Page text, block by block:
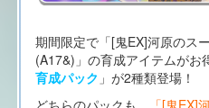
期間限定で「[鬼EX]河原のス
(A17&)」の育成アイテムがお
育成パック 」が2種類登場！
どちらのパックも、
「[鬼EX]